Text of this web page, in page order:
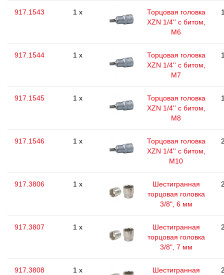
917.1543 1 x
Торцовая головка
XZN 1/4'' с битом,
M6
917.1544 1 x
Торцовая головка
XZN 1/4'' с битом,
M7
917.1545 1 x
Торцовая головка
XZN 1/4'' с битом,
M8
917.1546 1 x
Торцовая головка
XZN 1/4'' с битом,
M10
917.3806 1 x
Шестигранная
торцовая головка
3/8", 6 мм
917.3807 1 x
Шестигранная
торцовая головка
3/8", 7 мм
917.3808 1 x
Шестигранная